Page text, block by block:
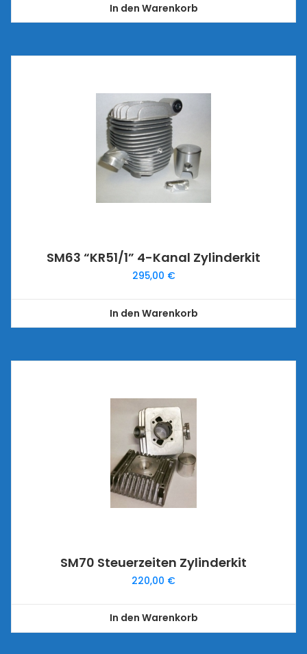
In den Warenkorb
SM63 “KR51/1” 4-Kanal Zylinderkit
295,00 €
In den Warenkorb
SM70 Steuerzeiten Zylinderkit
220,00 €
In den Warenkorb